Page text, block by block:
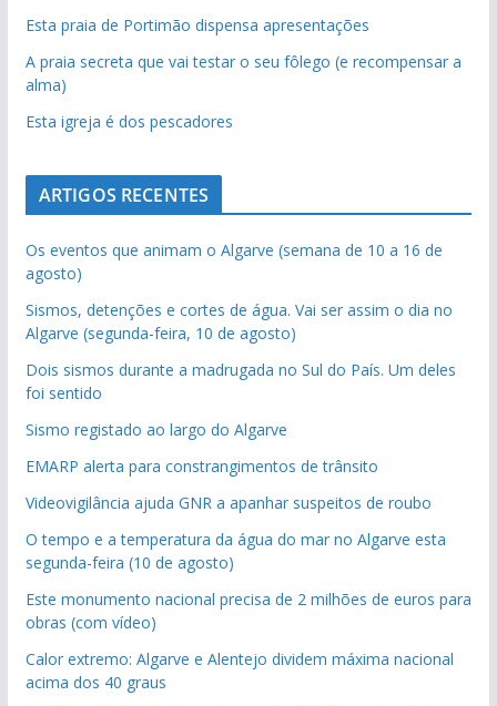
Esta praia de Portimão dispensa apresentações
A praia secreta que vai testar o seu fôlego (e recompensar a
alma)
Esta igreja é dos pescadores
ARTIGOS RECENTES
Os eventos que animam o Algarve (semana de 10 a 16 de
agosto)
Sismos, detenções e cortes de água. Vai ser assim o dia no
Algarve (segunda-feira, 10 de agosto)
Dois sismos durante a madrugada no Sul do País. Um deles
foi sentido
Sismo registado ao largo do Algarve
EMARP alerta para constrangimentos de trânsito
Videovigilância ajuda GNR a apanhar suspeitos de roubo
O tempo e a temperatura da água do mar no Algarve esta
segunda-feira (10 de agosto)
Este monumento nacional precisa de 2 milhões de euros para
obras (com vídeo)
Calor extremo: Algarve e Alentejo dividem máxima nacional
acima dos 40 graus